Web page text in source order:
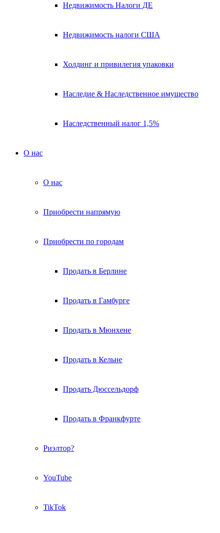
Недвижимость Налоги ДЕ
Недвижимость налоги США
Холдинг и привилегия упаковки
Наследие & Наследственное имущество
Наследственный налог 1,5%
О нас
О нас
Приобрести напрямую
Приобрести по городам
Продать в Берлине
Продать в Гамбурге
Продать в Мюнхене
Продать в Кельне
Продать Дюссельдорф
Продать в Франкфурте
Риэлтор?
YouTube
TikTok